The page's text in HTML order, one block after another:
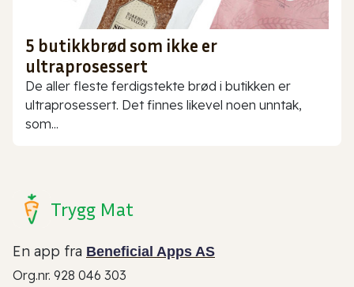
5 butikkbrød som ikke er
ultraprosessert
De aller fleste ferdigstekte brød i butikken er
ultraprosessert. Det finnes likevel noen unntak,
som...
Trygg Mat
En app fra Beneficial Apps AS
Org.nr. 928 046 303